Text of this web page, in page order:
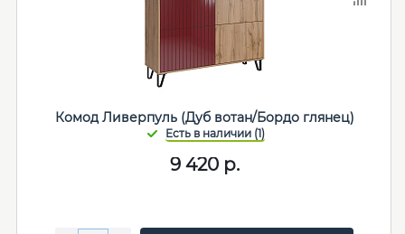
Комод Ливерпуль (Дуб вотан/Бордо глянец)
9 420р.